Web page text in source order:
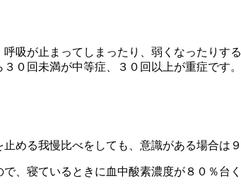
吸が止まってしまったり、弱くなったりす
０回未満が中等症、３０回以上が重症です。
める我慢比べをしても、意識がある場合は
、寝ているときに血中酸素濃度が８０％